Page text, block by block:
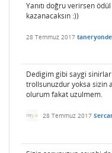
Yanıtı doğru verirsen
kazanacaksın :))
28 Temmuz 2017
Dedigim gibi saygi
trollsunuzdur yoksa sizin
olurum fakat uzulmem.
28 Temmuz 2017